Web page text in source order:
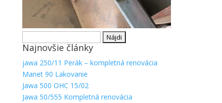
Najnovšie články
jawa 250/11 Perák – kompletná renovácia
Manet 90 Lakovanie
Jawa 500 OHC 15/02
Jawa 50/555 Kompletná renovácia